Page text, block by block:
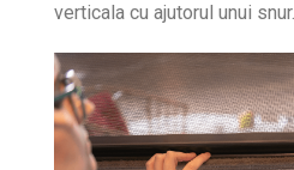
verticala cu ajutorul unui snur.